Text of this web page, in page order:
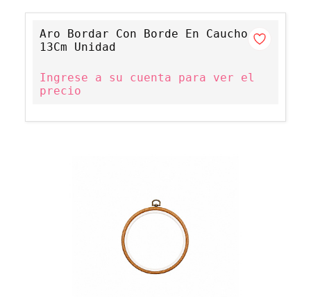
Aro Bordar Con Borde En Caucho
13Cm Unidad
Ingrese a su cuenta para ver el
precio